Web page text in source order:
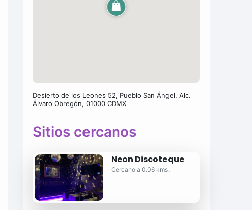
Desierto de los Leones 52, Pueblo San Ángel, Alc.
Álvaro Obregón, 01000 CDMX
Sitios cercanos
Neon Discoteque
Cercano a 0.06 kms.